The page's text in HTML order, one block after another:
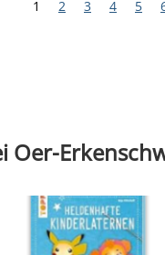
1 2 3 4 5
Oer-